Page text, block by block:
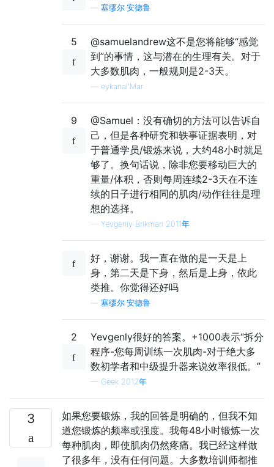
塞缪尔·安德鲁
5
@samuelandrew这不是您将能够“感觉
到”的事情，这与潜在的生理有关。对于
大多数肌肉，一般规则是2-3天。
eykanal'Mar
9
@Samuel：没有确切的方法可以告诉自
己，但是各种研究和轶事证据表明，对
于普通学员/锻炼来说，大约48小时就足
够了。换句话说，除非您要移动巨大的
重量/体积，否则每周连续2-3天在不连
续的日子进行相同的肌肉/动作往往是理
想的选择。
— Yevgeniy Brikman 2011年
好，谢谢。我一直在做的是一天是上
身，第二天是下身，然后是上身，依此
类推。你觉得还好吗
塞缪尔·安德鲁
2
Yevgenly很好的答案。+1000表示“拆分
程序-您每周训练一次肌肉-对于绝大多
数初学者和中级提升器来说效率很低。”
— Geek 2012年
3
如果您要锻炼，我的回答是明确的，但我不知
道您锻炼的频率或强度。我每48小时锻炼一次
每种肌肉，即使肌肉仍然疼痛。我已经这样做
了很多年，没有任何问题。大多数培训师都推